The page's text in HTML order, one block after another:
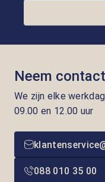
Neem
We zijn elke
09.00 en 12.00 uur
088 010 35 00